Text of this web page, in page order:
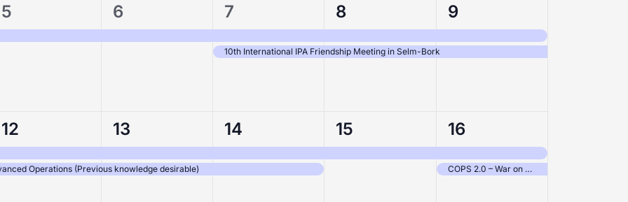
1
evenement,
5
1
evenement,
6
2
evenementen,
7
10th International IPA Friendship Meeting in Selm-Bork
2
evenementen,
8
2
evenementen,
9
Operations (Previous knowledge desirable)
2
evenementen,
12
2
evenementen,
13
2
evenementen,
14
1
evenement,
15
2
evenementen,
16
COPS 2.0 – War on Drugs